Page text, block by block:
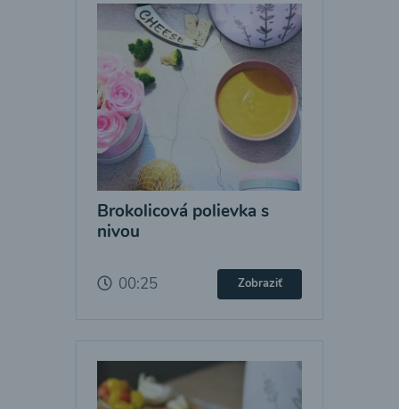
Brokolicová polievka s
nivou
00:25 Zobraziť